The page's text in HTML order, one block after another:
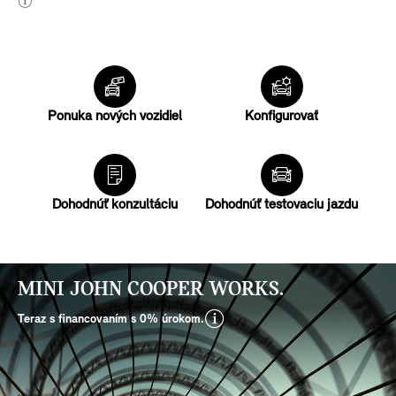
Ponuka nových vozidiel Konfigurovať
Dohodnúť konzultáciu Dohodnúť testovaciu jazdu
MINI JOHN COOPER WORKS.
Teraz s financovaním s 0% úrokom. disclaimer